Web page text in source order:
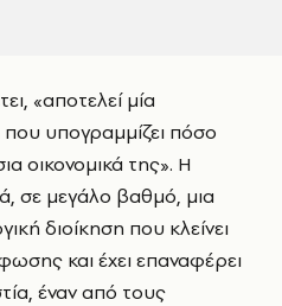
«αποτελεί μία
υπογραμμίζει πόσο
οικονομικά της». Η
σε μεγάλο βαθμό, μια
διοίκηση που κλείνει
και έχει επαναφέρει
έναν από τους